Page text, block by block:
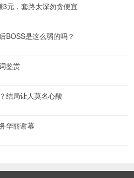
元，套路太深勿贪便宜
BOSS是这么弱的吗？
鉴赏
结局让人莫名心酸
华丽谢幕